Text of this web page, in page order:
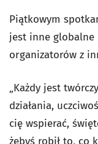
Piątkowym
jest inne globalne
organizatorów z
„Każdy jest
działania,
cię wspierać,